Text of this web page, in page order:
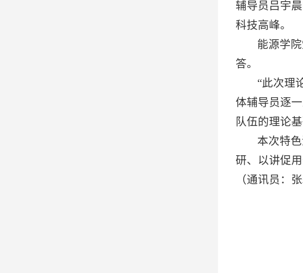
辅导员吕宇
科技高峰。
能源学
答。
“此次理
体辅导员逐
队伍的理论
本次特
研、以讲促
（通讯员：张